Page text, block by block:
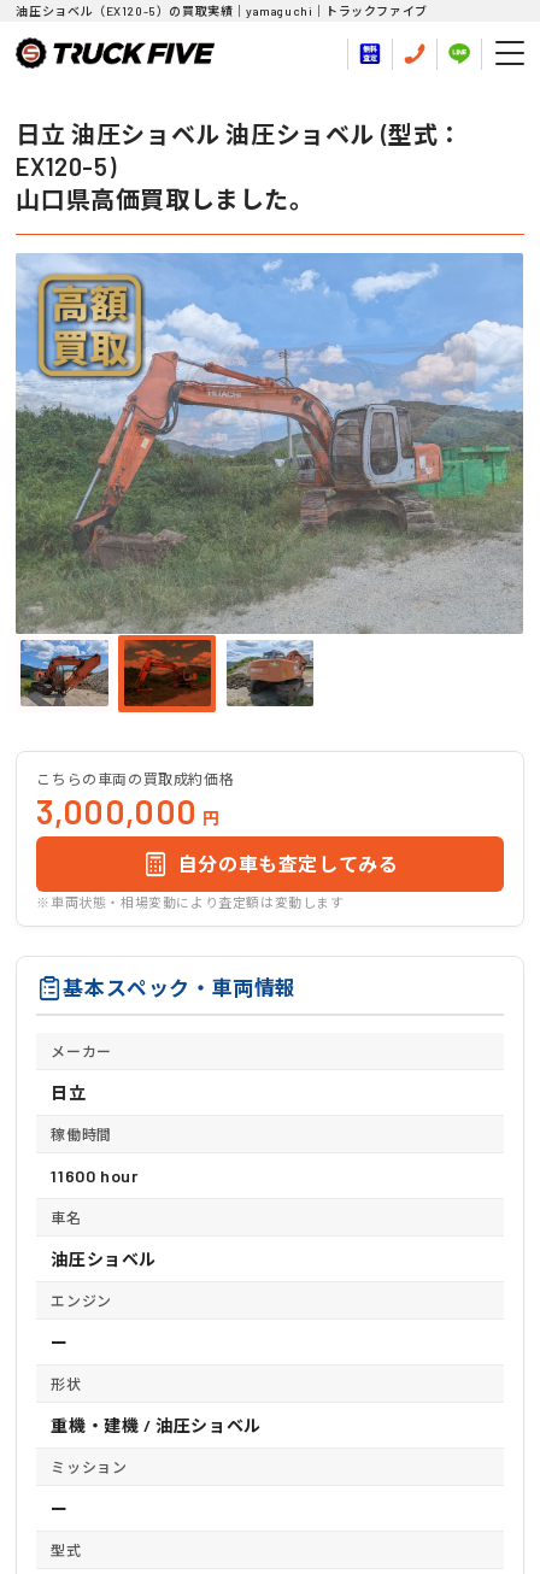
油圧ショベル（EX120-5）の買取実績｜yamaguchi｜トラックファイブ
日立 油圧ショベル 油圧ショベル (型式：
EX120-5)
山口県高価買取しました。
こちらの車両の買取成約価格
3,000,000 円
自分の車も査定してみる
※車両状態・相場変動により査定額は変動します
基本スペック・車両情報
メーカー
日立
稼働時間
11600 hour
車名
油圧ショベル
エンジン
ー
形状
重機・建機 / 油圧ショベル
ミッション
ー
型式